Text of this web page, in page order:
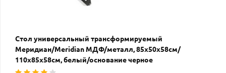
Стол универсальный трансформируемый
Меридиан/Meridian МДФ/металл, 85х50х58см/
110х85х58см, белый/основание черное